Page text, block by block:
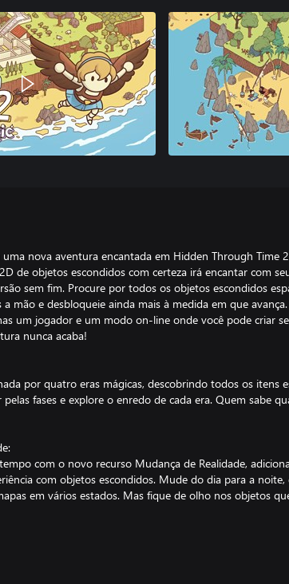
uma nova aventura encantada em Hidden Through Time
de objetos escondidos com certeza irá encantar com
sem fim. Procure por todos os objetos escondidos
mão e desbloqueie ainda mais à medida em que
um jogador e um modo on-line onde você pode criar
nunca acaba!
por quatro eras mágicas, descobrindo todos os itens
fases e explore o enredo de cada era. Quem sabe
com o novo recurso Mudança de Realidade,
com objetos escondidos. Mude do dia para a
em vários estados. Mas fique de olho nos objetos
com mais facilidade do que nunca! Mostre suas